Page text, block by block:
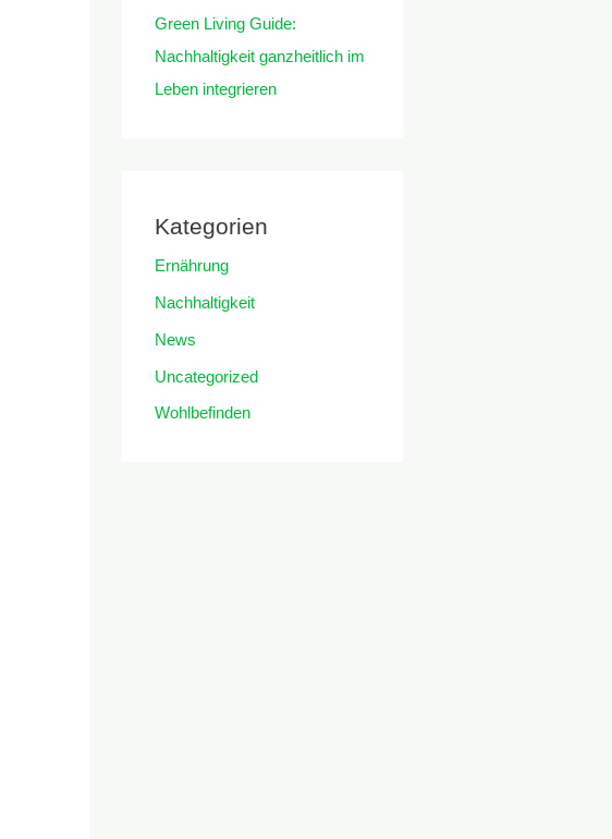
Green Living Guide:
Nachhaltigkeit ganzheitlich im
Leben integrieren
Kategorien
Ernährung
Nachhaltigkeit
News
Uncategorized
Wohlbefinden